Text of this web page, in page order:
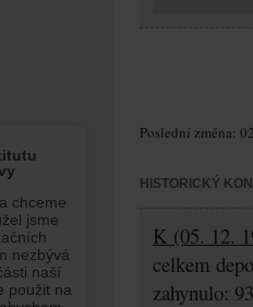
Poslední změna:
HISTORICKÝ
K (05. 12.
celkem
zahynulo: